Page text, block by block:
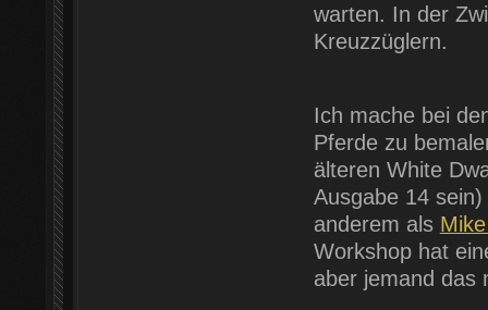
warten. In der
Kreuzzüglern.
Ich mache bei
Pferde zu
älteren White
Ausgabe 14
anderem als
Workshop hat
aber jemand das